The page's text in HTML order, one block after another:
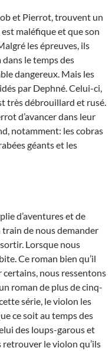
et Pierrot, trouvent un
maléfique et que son
les épreuves, ils
le temps des
dangereux. Mais les
par Dephné. Celui-ci,
très débrouillard et rusé.
d’avancer dans leur
notamment: les cobras
géants et les
d’aventures et de
de nous demander
sortir. Lorsque nous
Ce roman bien qu’il
nous ressentons
roman de plus de cinq-
série, le violon les
ce soit au temps des
des loups-garous et
le violon qu’ils